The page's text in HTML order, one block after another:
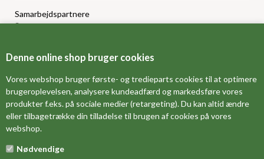
Denne online shop bruger cookies
Vores webshop bruger første- og tredieparts cookies til at optimere
brugeroplevelsen, analysere kundeadfærd og markedsføre vores
produkter f.eks. på sociale medier (retargeting). Du kan altid ændre
eller tilbagetrække din tilladelse til brugen af cookies på vores
webshop.
Nødvendige
Samarbejdspartnere
Sponsorprogram
Grossistsalg
FORSIDE
OM OS
MÅLESKEMA